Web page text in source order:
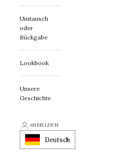
Umtausch
oder
Rückgabe
Lookbook
Unsere
Geschichte
ANMELDEN
Deutsch